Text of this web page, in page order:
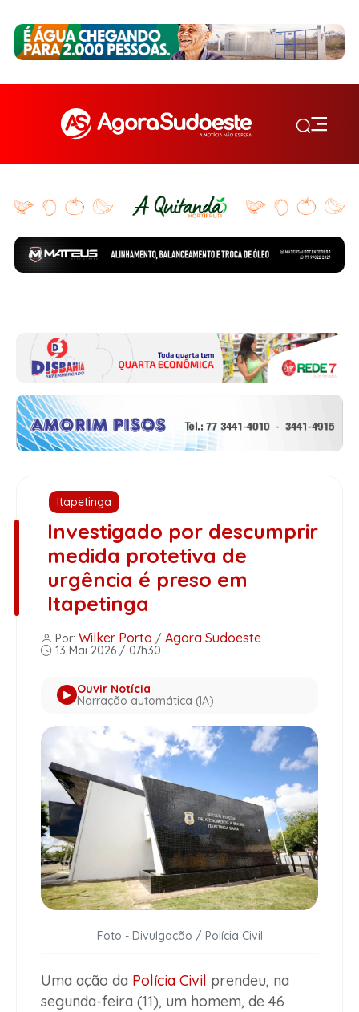
Itapetinga
Investigado por descumprir
medida protetiva de
urgência é preso em
Itapetinga
Por: Wilker Porto / Agora Sudoeste
13 Mai 2026 / 07h30
Ouvir Notícia
Narração automática (IA)
Foto - Divulgação / Polícia Civil
Uma ação da Polícia Civil prendeu, na
segunda-feira (11), um homem, de 46